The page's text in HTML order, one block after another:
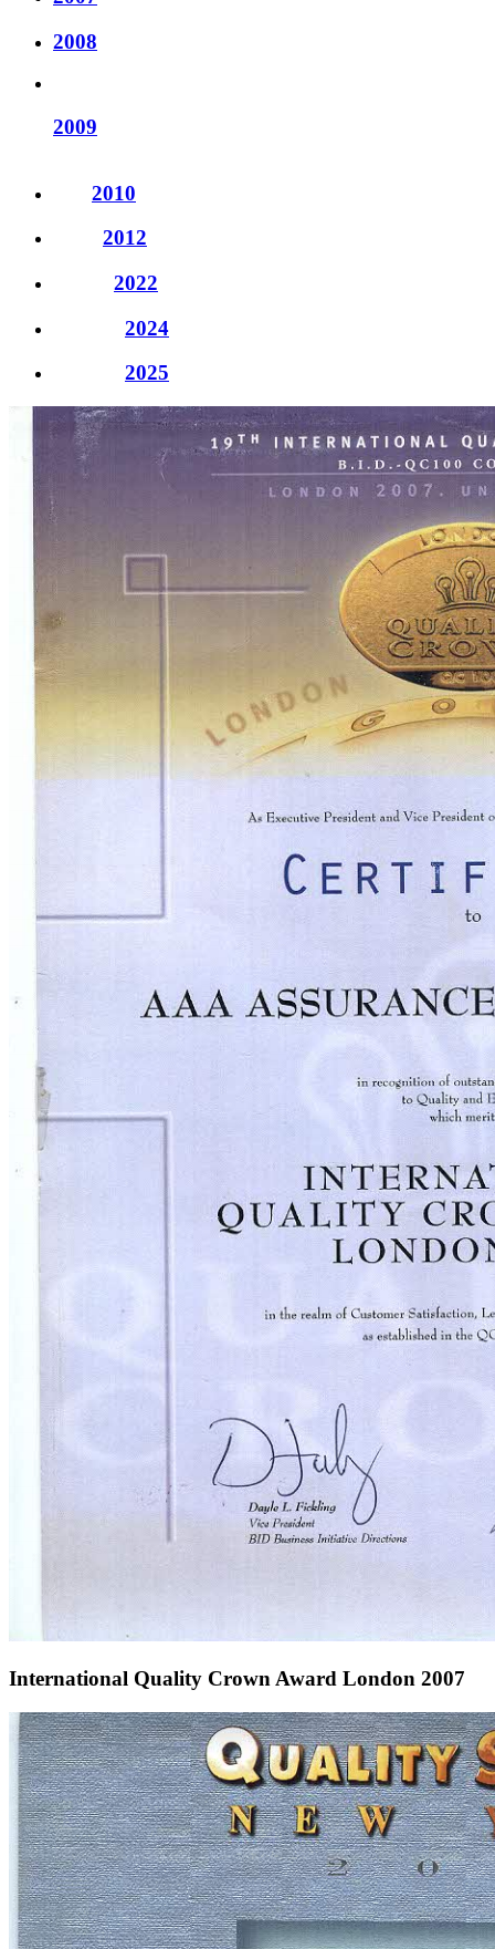
2008
2009
2010
2012
2022
2024
2025
International Quality Crown Award London 2007